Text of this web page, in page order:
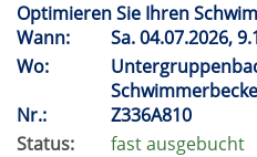
Optimieren Sie Ihren
Wann:
Sa.04.07.2026,
Wo:
Nr.:
Z336A810
Status:
fast ausgebucht